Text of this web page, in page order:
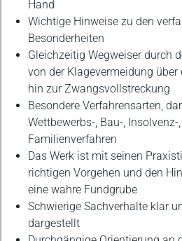
Hand
Wichtige Hinweise zu den
Besonderheiten
Gleichzeitig Wegweiser durch
von der Klagevermeidung
hin zur Zwangsvollstreckung
Besondere Verfahrensarten,
Wettbewerbs-, Bau-, Insolvenz-
Familienverfahren
Das Werk ist mit seinen
richtigen Vorgehen und den
eine wahre Fundgrube
Schwierige Sachverhalte klar
dargestellt